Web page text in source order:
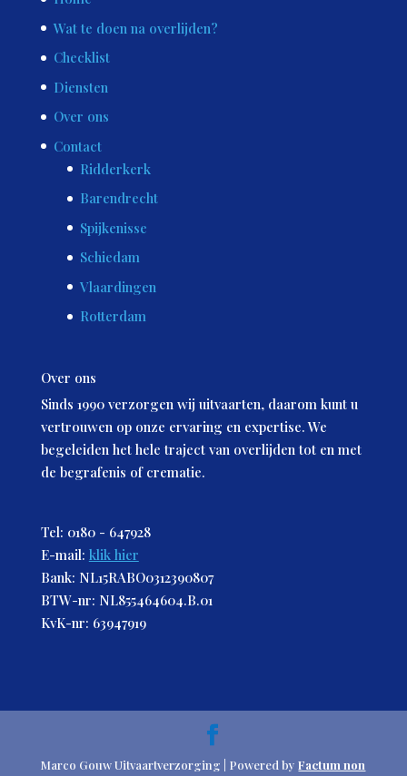
Wat te doen na overlijden?
Checklist
Diensten
Over ons
Contact
Ridderkerk
Barendrecht
Spijkenisse
Schiedam
Vlaardingen
Rotterdam
Over ons
Sinds 1990 verzorgen wij uitvaarten, daarom kunt u
vertrouwen op onze ervaring en expertise. We
begeleiden het hele traject van overlijden tot en met
de begrafenis of crematie.
Tel: 0180 - 647928
E-mail: klik hier
Bank: NL15RABO0312390807
BTW-nr: NL855464604.B.01
KvK-nr: 63947919
Marco Gouw Uitvaartverzorging | Powered byFactum non